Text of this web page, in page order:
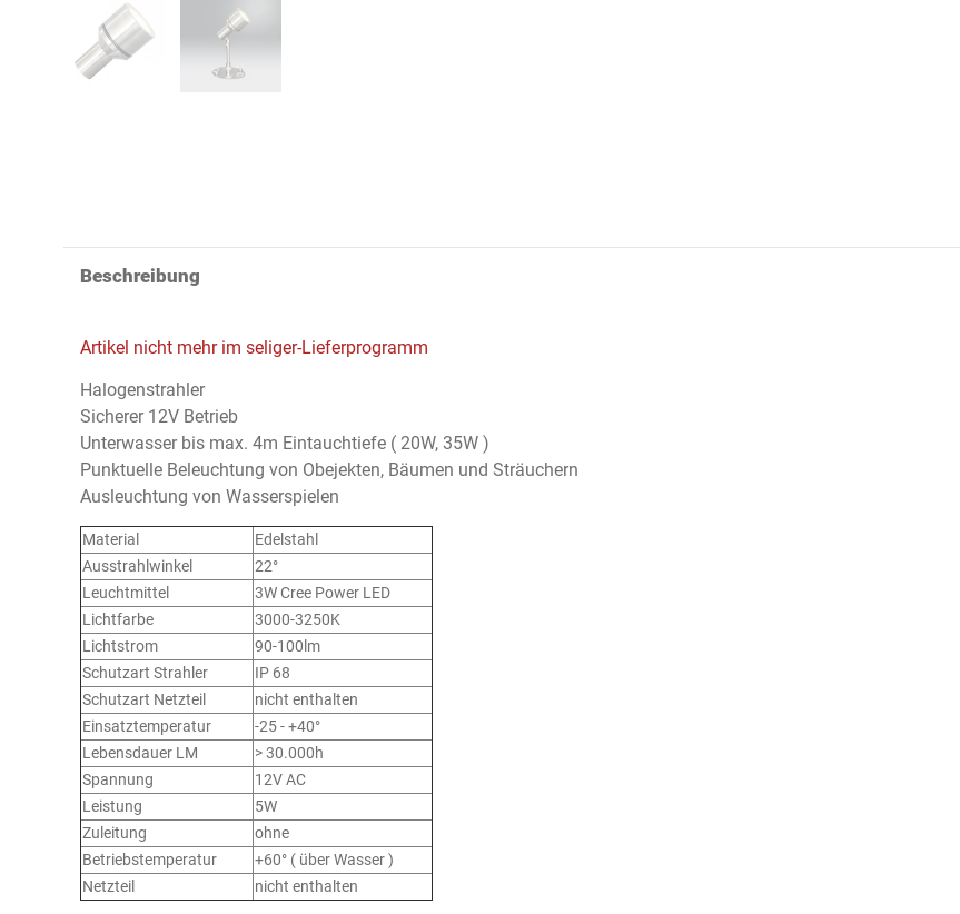
Beschreibung
Artikel nicht mehr im seliger-Lieferprogramm
Halogenstrahler
Sicherer 12V Betrieb
Unterwasser bis max. 4m Eintauchtiefe ( 20W, 35W )
Punktuelle Beleuchtung von Obejekten, Bäumen und Sträuchern
Ausleuchtung von Wasserspielen
Material
Edelstahl
Ausstrahlwinkel
22°
Leuchtmittel
3W Cree Power LED
Lichtfarbe
3000-3250K
Lichtstrom
90-100lm
Schutzart Strahler
IP 68
Schutzart Netzteil
nicht enthalten
Einsatztemperatur
-25 - +40°
Lebensdauer LM
> 30.000h
Spannung
12V AC
Leistung
5W
Zuleitung
ohne
Betriebstemperatur
+60° ( über Wasser )
Netzteil
nicht enthalten